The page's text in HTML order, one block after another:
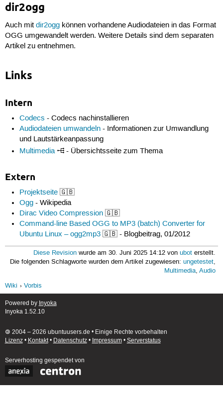
dir2ogg
Auch mit dir2oggkönnen vorhandene Audiodateien in das Format
OGG umgewandelt werden. Weitere Details sind dem separaten
Artikel zu entnehmen.
Links
Intern
Codecs - Codecs nachinstallieren
Audiodateien umwandeln - Informationen zur Umwandlung
und Lautstärkeanpassung
Multimedia
- Übersichtsseite zum Thema
Extern
Projektseite 🇬🇧
Ogg - Wikipedia
Dirac Video Compression 🇬🇧
Command-line Based OGG to MP3 (batch) Converter for
Ubuntu Linux – ogg2mp3 🇬🇧 - Blogbeitrag, 01/2012
Diese Revision wurde am 30. Juni 2025 14:12 vonubot erstellt.
Die folgenden Schlagworte wurden dem Artikel zugewiesen:ungetestet,
Multimedia,Audio
Wiki
Vorbis
Powered by Inyoka
Inyoka 1.52.10
🄯 2004 – 2026 ubuntuusers.de • Einige Rechte vorbehalten
Lizenz• Kontakt• Datenschutz• Impressum• Serverstatus
Serverhosting gespendet von